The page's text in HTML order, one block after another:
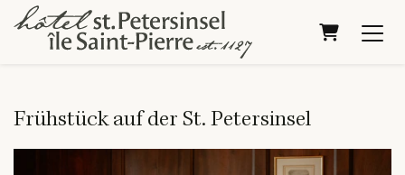
Warenkorb
Frühstück auf der St. Petersinsel